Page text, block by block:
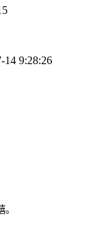
14 9:28:26